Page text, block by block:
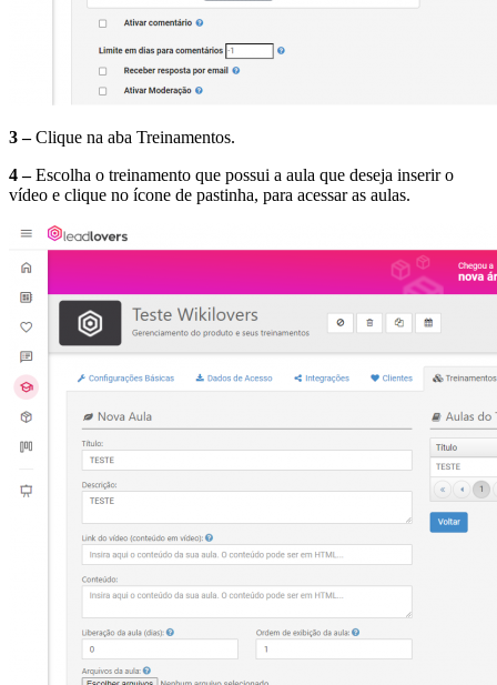
3 –Clique na aba Treinamentos.
4 –Escolha o treinamento que possui a aula que deseja inserir o
vídeo e clique no ícone de pastinha, para acessar as aulas.